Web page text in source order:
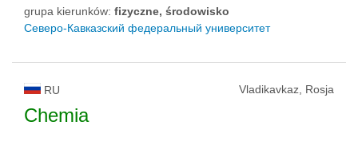
grupa kierunków: fizyczne, środowisko
Северо-Кавказский федеральный университет
RU Vladikavkaz, Rosja
Chemia